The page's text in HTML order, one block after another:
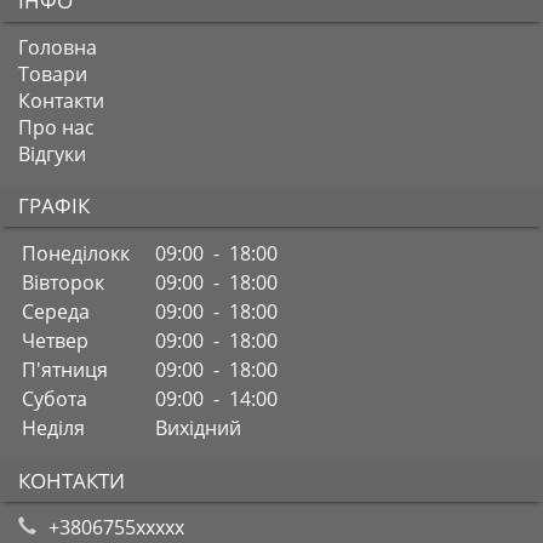
Головна
Товари
Контакти
Про нас
Відгуки
ГРАФІК
Понеділокк
09:00 - 18:00
Вівторок
09:00 - 18:00
Середа
09:00 - 18:00
Четвер
09:00 - 18:00
П'ятниця
09:00 - 18:00
Субота
09:00 - 14:00
Неділя
Вихідний
КОНТАКТИ
+3806755xxxxx